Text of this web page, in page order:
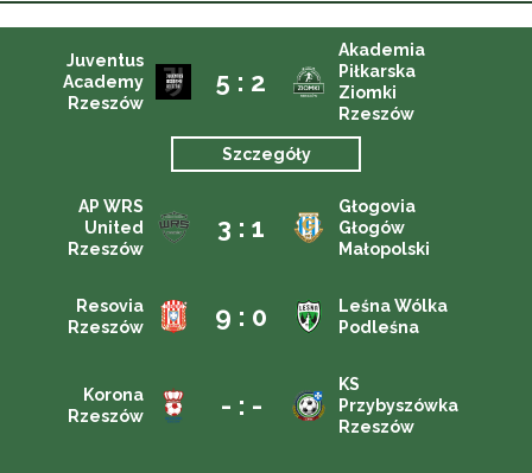
Juventus
Academy
Rzeszów
5 : 2
Akademia
Piłkarska
Ziomki
Rzeszów
Szczegóły
AP WRS
United
Rzeszów
3 : 1
Głogovia
Głogów
Małopolski
Resovia
Rzeszów
9 : 0
Leśna Wólka
Podleśna
Korona
Rzeszów
- : -
KS
Przybyszówka
Rzeszów